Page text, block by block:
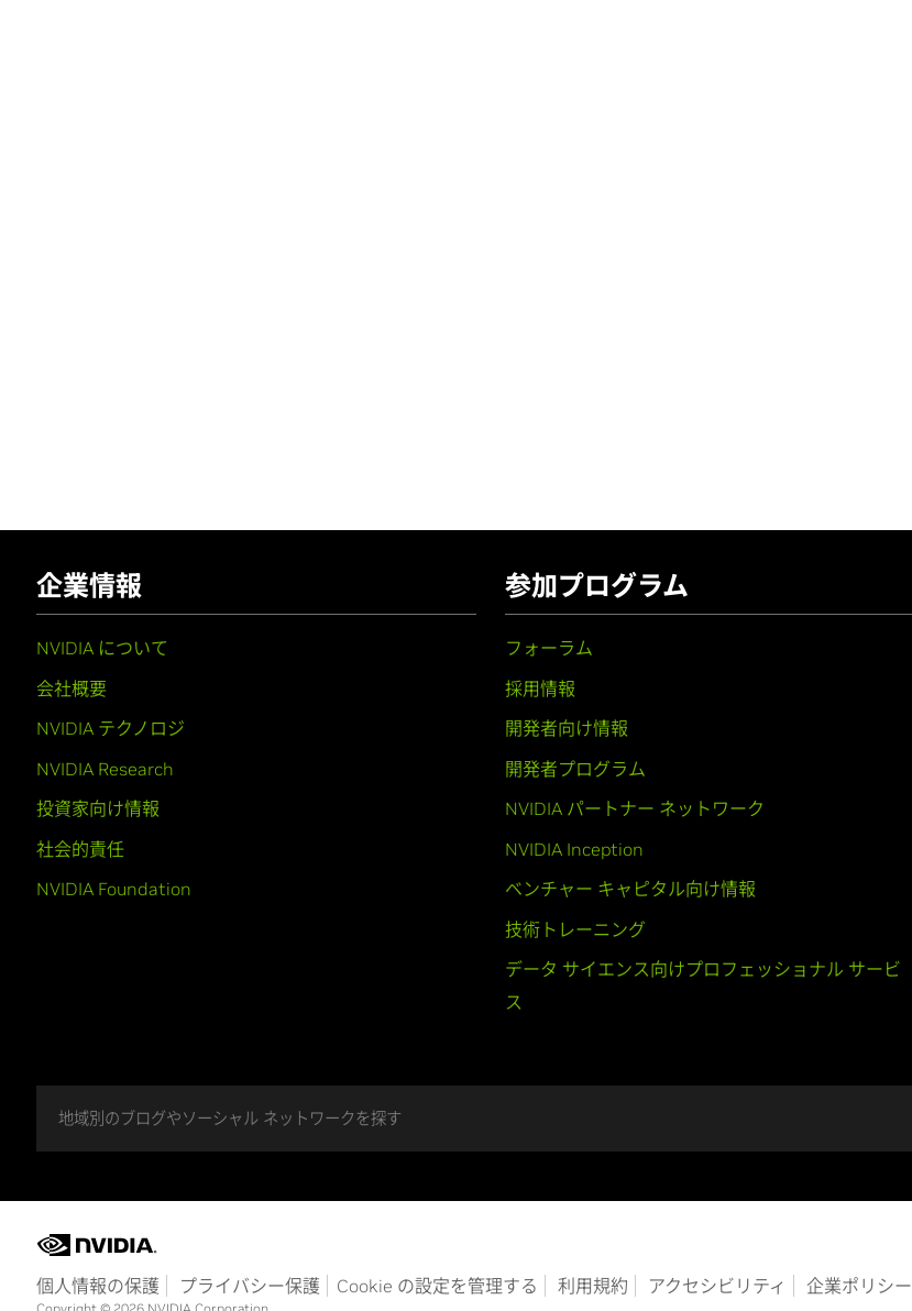
企業情報
NVIDIA について
会社概要
NVIDIA テクノロジ
NVIDIA Research
投資家向け情報
社会的責任
NVIDIA Foundation
参加プログラム
フォーラム
採用情報
開発者向け情報
開発者プログラム
NVIDIA パートナー ネットワーク
NVIDIA Inception
ベンチャー キャピタル向け情報
技術トレーニング
データ サイエンス向けプロフェッショナル サービ
ス
地域別のブログやソーシャル ネットワークを探す
個人情報の保護 プライバシー保護 Cookie の設定を管理する 利用規約 アクセシビリティ 企業ポリシー